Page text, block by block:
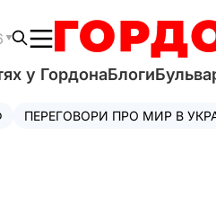
у ГордонаБлоги
ПЕРЕГОВОРИ ПРО МИР В